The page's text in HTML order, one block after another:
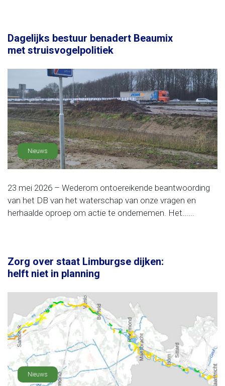
Dagelijks bestuur benadert Beaumix
met struisvogelpolitiek
Nieuws
23 mei 2026 – Wederom ontoereikende beantwoording
van het DB van het waterschap van onze vragen en
herhaalde oproep om actie te ondernemen. Het......
Zorg over staat Limburgse dijken:
helft niet in planning
Nieuws